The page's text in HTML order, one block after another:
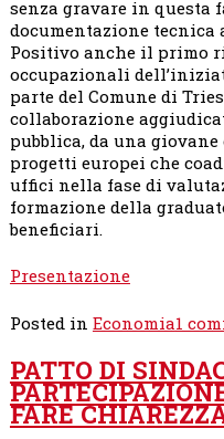
senza gravare in questa
documentazione
Positivo anche il primo
occupazionali
parte del Comune di
collaborazione
pubblica, da una
progetti europei che
uffici nella fase di
formazione della
beneficiari.
Presentazione
Posted in Economia1
PATTO DI
FARE